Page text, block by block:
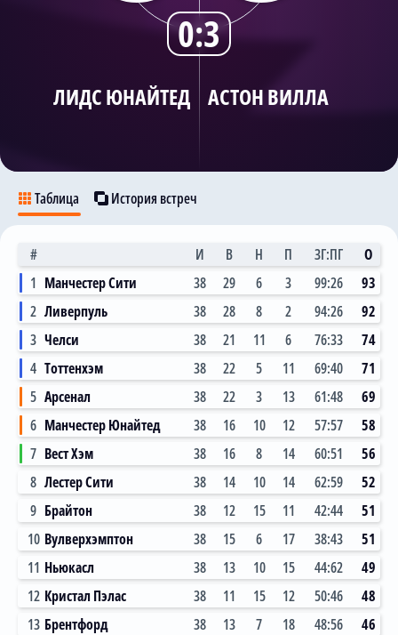
ЛИДС ЮНАЙТЕД АСТОН ВИЛЛА
0:3
Таблица История встреч
# И В Н П ЗГ:ПГ
О
1 Манчестер Сити 38 29 6 3 99:26
93
2 Ливерпуль 38 28 8 2 94:26
92
3 Челси 38 21 11 6 76:33
74
4 Тоттенхэм 38 22 5 11 69:40
71
5 Арсенал 38 22 3 13 61:48
69
6 Манчестер Юнайтед 38 16 10 12 57:57
58
7 Вест Хэм 38 16 8 14 60:51
56
8 Лестер Сити 38 14 10 14 62:59
52
9 Брайтон 38 12 15 11 42:44
51
10 Вулверхэмптон 38 15 6 17 38:43
51
11 Ньюкасл 38 13 10 15 44:62
49
12 Кристал Пэлас 38 11 15 12 50:46
48
13 Брентфорд 38 13 7 18 48:56
46
О сайте